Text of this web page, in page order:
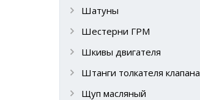
Шатуны
Шестерни ГРМ
Шкивы двигателя
Штанги толкателя клапана
Щуп масляный